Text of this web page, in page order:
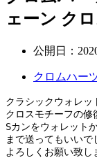
ェーン ク
公開日：
クロムハー
クラシックウォレ
クロスモチーフの修
Sカンをウォレット
まで送ってもいいで
よろしくお願い致し